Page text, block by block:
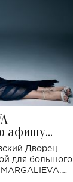
афишу
во Дворце
Дворец
для большого